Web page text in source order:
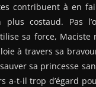
contribuent à en
costaud. Pas
sa force,
à travers sa
sa princesse
a-t-il trop d’égard